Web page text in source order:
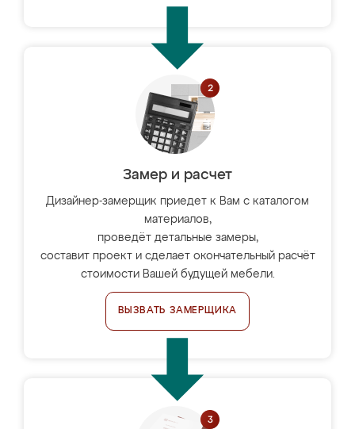
Замер и расчет
Дизайнер-замерщик приедет к Вам с каталогом
материалов,
проведёт детальные замеры,
составит проект и сделает окончательный расчёт
стоимости Вашей будущей мебели.
ВЫЗВАТЬ ЗАМЕРЩИКА